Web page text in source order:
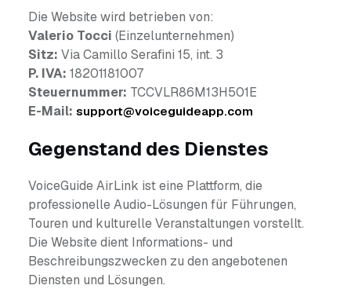
Die Website wird betrieben von:
Valerio Tocci (Einzelunternehmen)
Sitz: Via Camillo Serafini 15, int. 3
P. IVA: 18201181007
Steuernummer: TCCVLR86M13H501E
E-Mail: support@voiceguideapp.com
Gegenstand des Dienstes
VoiceGuide AirLink ist eine Plattform, die
professionelle Audio-Lösungen für Führungen,
Touren und kulturelle Veranstaltungen vorstellt.
Die Website dient Informations- und
Beschreibungszwecken zu den angebotenen
Diensten und Lösungen.